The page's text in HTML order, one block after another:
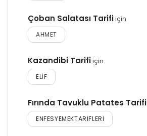
Çoban Salatası Tarifiiçin
AHMET
Kazandibi Tarifiiçin
ELIF
Fırında Tavuklu Patates Tarifi
ENFESYEMEKTARIFLERI